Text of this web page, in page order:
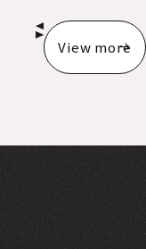
View more